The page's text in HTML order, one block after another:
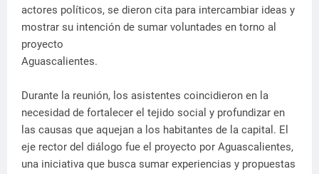
actores políticos, se dieron cita para intercambiar ideas y
mostrar su intención de sumar voluntades en torno al
proyecto
Aguascalientes.
Durante la reunión, los asistentes coincidieron en la
necesidad de fortalecer el tejido social y profundizar en
las causas que aquejan a los habitantes de la capital. El
eje rector del diálogo fue el proyecto por Aguascalientes,
una iniciativa que busca sumar experiencias y propuestas